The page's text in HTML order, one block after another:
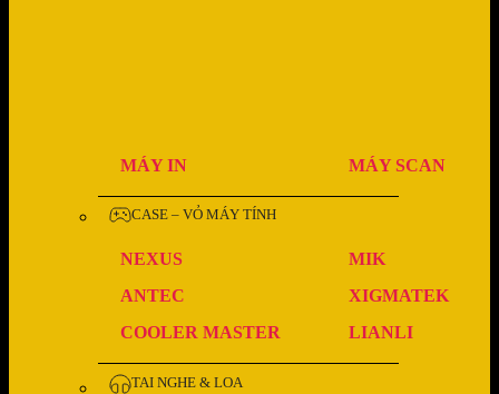
MÁY IN MÁY SCAN
CASE – VỎ MÁY TÍNH
NEXUS
MIK
ANTEC
XIGMATEK
COOLER MASTER
LIANLI
TAI NGHE & LOA